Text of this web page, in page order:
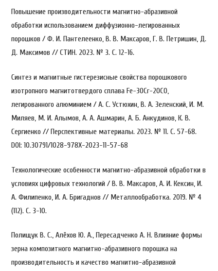
Повышение производительности магнитно-абразивной
обработки использованием диффузионно-легированных
порошков / Ф. И. Пантелеенко, В. В. Максаров, Г. В. Петришин, Д.
Д. Максимов // СТИН. 2023. № 3. С. 12-16.
Синтез и магнитные гистерезисные свойства порошкового
изотропного магнитотвердого сплава Fe-30Cr-20CO,
легированного алюминием / А. С. Устюхин, В. А. Зеленский, И. М.
Миляев, М. И. Алымов, А. А. Ашмарин, А. Б. Анкудинов, К. В.
Сергиенко // Перспективные материалы. 2023. № 11. С. 57-68.
DOI: 10.30791/1028-978X-2023-11-57-68
Технологические особенности магнитно-абразивной обработки в
условиях цифровых технологий / В. В. Максаров, А. И. Кексин, И.
А. Филипенко, И. А. Бригаднов // Металлообработка. 2019. № 4
(112). С. 3-10.
Полищук В. С., Алёхов Ю. А., Пересадченко А. Н. Влияние формы
зерна композитного магнитно-абразивного порошка на
производительность и качество магнитно-абразивной